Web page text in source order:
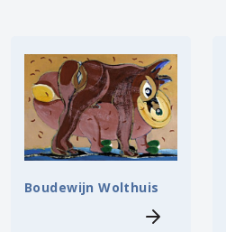
Boudewijn Wolthuis